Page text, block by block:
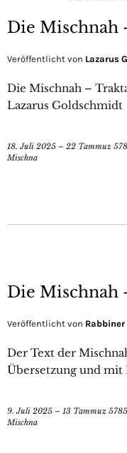
Die Mischnah
Veröffentlicht von Lazarus
Die Mischnah –
Lazarus Goldschmidt
18. Juli 2025 – 22 Tammuz
Mischna
Die Mischnah
Veröffentlicht von
Der Text der
Übersetzung und
9. Juli 2025 – 13 Tammuz 5785
Mischna